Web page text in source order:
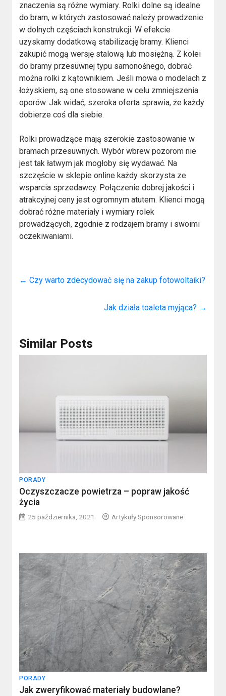
znaczenia są różne wymiary. Rolki dolne są idealne
do bram, w których zastosować należy prowadzenie
w dolnych częściach konstrukcji. W efekcie
uzyskamy dodatkową stabilizację bramy. Klienci
zakupić mogą wersję stalową lub mosiężną. Z kolei
do bramy przesuwnej typu samonośnego, dobrać
można rolki z kątownikiem. Jeśli mowa o modelach z
łożyskiem, są one stosowane w celu zmniejszenia
oporów. Jak widać, szeroka oferta sprawia, że każdy
dobierze coś dla siebie.
Rolki prowadzące mają szerokie zastosowanie w
bramach przesuwnych. Wybór wbrew pozorom nie
jest tak łatwym jak mogłoby się wydawać. Na
szczęście w sklepie online każdy skorzysta ze
wsparcia sprzedawcy. Połączenie dobrej jakości i
atrakcyjnej ceny jest ogromnym atutem. Klienci mogą
dobrać różne materiały i wymiary rolek
prowadzących, zgodnie z rodzajem bramy i swoimi
oczekiwaniami.
← Czy warto zdecydować się na zakup fotowoltaiki?
Jak działa toaleta myjąca? →
Similar Posts
PORADY
Oczyszczacze powietrza – popraw jakość
życia
25 października, 2021 Artykuły Sponsorowane
PORADY
Jak zweryfikować materiały budowlane?